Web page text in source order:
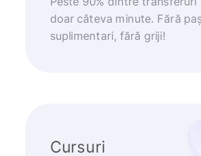
doar câteva minute. Fără
suplimentari, fără griji!
Cursuri